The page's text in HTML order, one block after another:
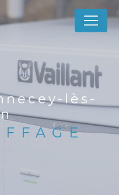
lès-